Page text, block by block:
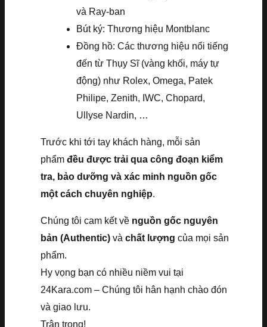
và Ray-ban
Bút ký: Thương hiệu Montblanc
Đồng hồ: Các thương hiệu nổi tiếng
đến từ Thụy Sĩ (vàng khối, máy tự
động) như Rolex, Omega, Patek
Philipe, Zenith, IWC, Chopard,
Ullyse Nardin, …
Trước khi tới tay khách hàng, mỗi sản
phẩm đều được trải qua công đoạn kiểm
tra, bảo dưỡng và xác minh nguồn gốc
một cách chuyên nghiệp.
Chúng tôi cam kết về nguồn gốc nguyên
bản (Authentic) và chất lượng của mọi sản
phẩm.
Hy vọng bạn có nhiều niềm vui tại
24Kara.com – Chúng tôi hân hạnh chào đón
và giao lưu.
Trân trọng!